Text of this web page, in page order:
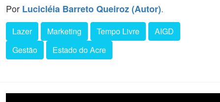
Por Lucicléia Barreto Queiroz (Autor).
Lazer Marketing Tempo Livre
AIGD
Gestão
Estado do Acre